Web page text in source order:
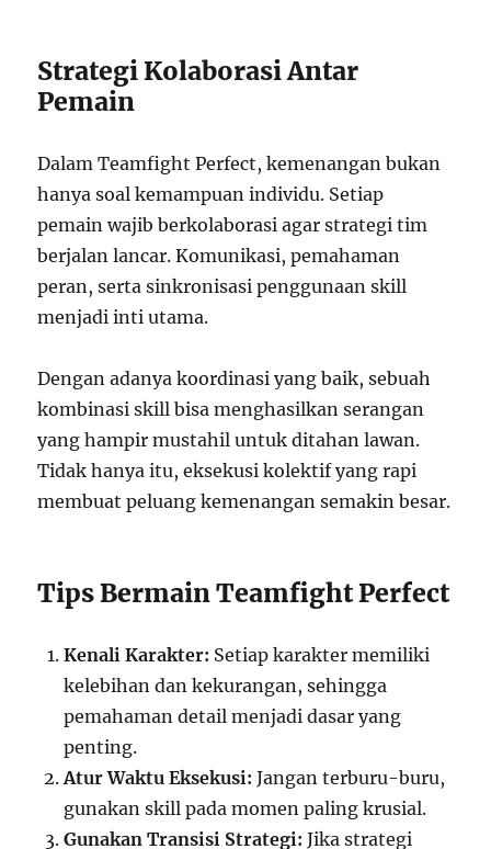
Strategi Kolaborasi Antar
Pemain
Dalam Teamfight Perfect, kemenangan bukan
hanya soal kemampuan individu. Setiap
pemain wajib berkolaborasi agar strategi tim
berjalan lancar. Komunikasi, pemahaman
peran, serta sinkronisasi penggunaan skill
menjadi inti utama.
Dengan adanya koordinasi yang baik, sebuah
kombinasi skill bisa menghasilkan serangan
yang hampir mustahil untuk ditahan lawan.
Tidak hanya itu, eksekusi kolektif yang rapi
membuat peluang kemenangan semakin besar.
Tips Bermain Teamfight Perfect
Kenali Karakter: Setiap karakter memiliki
kelebihan dan kekurangan, sehingga
pemahaman detail menjadi dasar yang
penting.
Atur Waktu Eksekusi: Jangan terburu-buru,
gunakan skill pada momen paling krusial.
Gunakan Transisi Strategi: Jika strategi